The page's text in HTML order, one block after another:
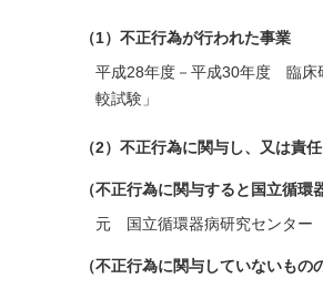
（1）不正行為が行われた事業
平成28年度－平成30年度 臨床
較試験」
（2）不正行為に関与し、又は責
（不正行為に関与すると国立循環
元 国立循環器病研究センタ
（不正行為に関与していないも